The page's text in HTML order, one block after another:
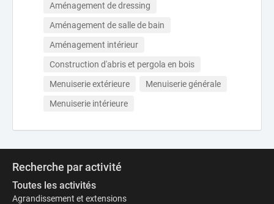
Aménagement de dressing
Aménagement de salle de bain
Aménagement intérieur
Construction d'abris et pergola en bois
Menuiserie extérieure
Menuiserie générale
Menuiserie intérieure
Recherche par activité
Toutes les activités
Agrandissement et extensions